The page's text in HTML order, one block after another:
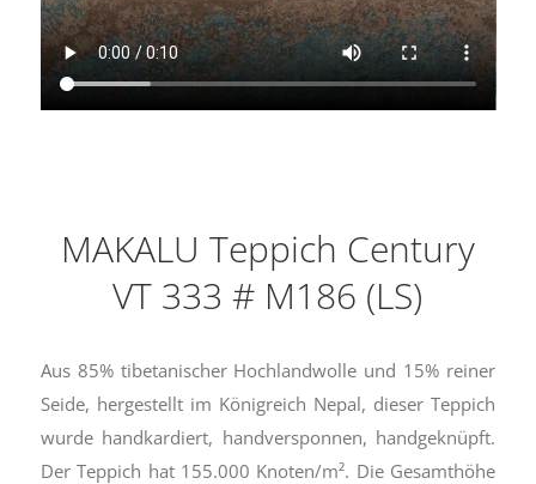
MAKALU Teppich Century
VT 333 # M186 (LS)
Aus 85% tibetanischer Hochlandwolle und 15% reiner
Seide, hergestellt im Königreich Nepal, dieser Teppich
wurde handkardiert, handversponnen, handgeknüpft.
Der Teppich hat 155.000 Knoten/m². Die Gesamthöhe